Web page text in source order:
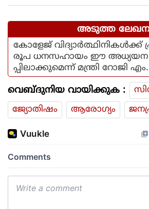
അടുത്ത
കോളേജ് വിദ്യാര്‍ത്ഥിനികള്‍ക്ക്
രൂപ ധനസഹായം ഈ അധ്യയന
പ്പിലാക്കുമെന്ന് മന്ത്രി റോജി
വെബ്ദുനിയ വായിക്കുക :
ജ്യോതിഷം
ആരോഗ്യം